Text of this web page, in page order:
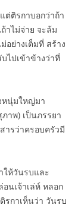
ต่ติรกาบอกว่าถ้า
าไม่จ่าย จะล้ม
อย่างเต็มที่ สร้าง
ไปเข้าข้างว่าที่
หนุ่มใหญ่มา
าพ) เป็นภรรยา
ารว่าครอบครัวมี
ให้วันรบและ
นเจ้าเล่ห์ หลอก
รกาเห็นว่า วันรบ